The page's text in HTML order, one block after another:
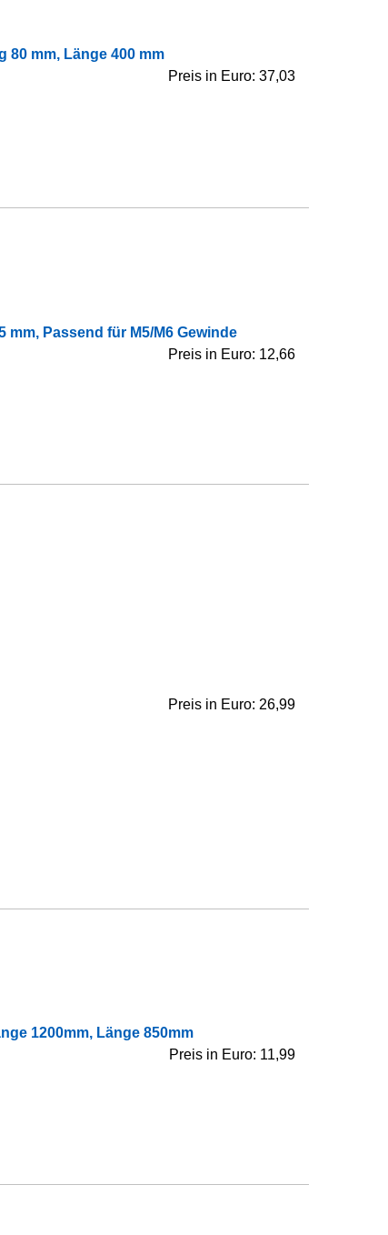
80 mm, Länge 400 mm
Preis in Euro: 37,03
Passend für M5/M6 Gewinde
Preis in Euro: 12,66
Preis in Euro: 26,99
1200mm, Länge 850mm
Preis in Euro: 11,99